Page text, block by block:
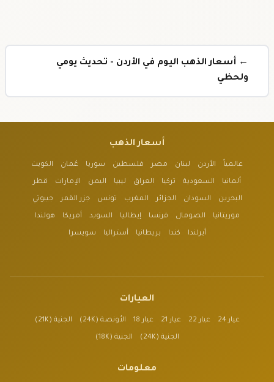
← أسعار الذهب اليوم في الأردن - تحديث يومي
ولحظي
أسعار الذهب
عالمياً الأردن لبنان مصر فلسطين سوريا عُمان الكويت
ألمانيا السعودية تركيا العراق ليبيا اليمن الإمارات قطر
البحرين السودان الجزائر المغرب تونس جزر القمر جيبوتي
موريتانيا الصومال فرنسا إيطاليا السويد أمريكا هولندا
أيرلندا كندا بريطانيا أستراليا سويسرا
العيارات
عيار 24 عيار 22 عيار 21 عيار 18 الأونصة (24K) الجنية (21K)
الجنية (24K) الجنية (18K)
معلومات